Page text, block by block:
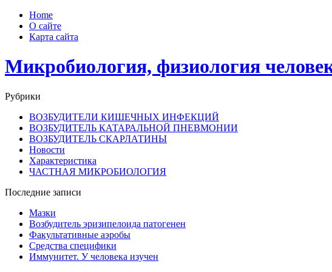
Home
О сайте
Карта сайта
Микробиология, физиология
Рубрики
ВОЗБУДИТЕЛИ КИШЕЧНЫХ ИНФЕКЦИЙ
ВОЗБУДИТЕЛЬ КАТАРАЛЬНОЙ ПНЕВМОНИИ
ВОЗБУДИТЕЛЬ СКАРЛАТИНЫ
Новости
Характеристика
ЧАСТНАЯ МИКРОБИОЛОГИЯ
Последние записи
Мазки
Возбудитель эризипелоида патогенен
Факультативные аэробы
Средства специфики
Иммунитет. У человека изучен